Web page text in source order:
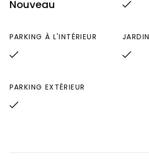
000€
Nouveau
PARKING À L'INTÉRIEUR JARDIN
PARKING EXTÉRIEUR